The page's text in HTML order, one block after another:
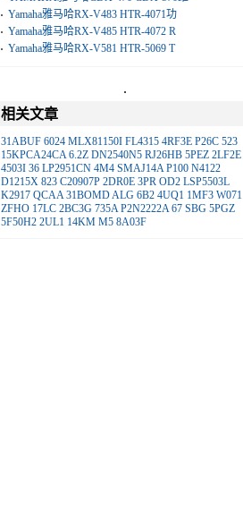
Yamaha雅马哈RX-V483 HTR-4071功
Yamaha雅马哈RX-V485 HTR-4072 R
Yamaha雅马哈RX-V581 HTR-5069 T
.
相关文章
31ABUF 6024 MLX81150I FL4315 4RF3E P26C 523
15KPCA24CA 6.2Z DN2540N5 RJ26HB 5PEZ 2LF2E
4503I 36 LP2951CN 4M4 SMAJ14A P100 N4122
D1215X 823 C20907P 2DR0E 3PR OD2 LSP5503L
K2917 QCAA 31BOMDALG 6B2 4UQ1 1MF3 W071
ZFHO 17LC 2BC3G 735A P2N2222A 67 SBG 5PGZ
5F50H2 2UL1 14KM M5 8A03F